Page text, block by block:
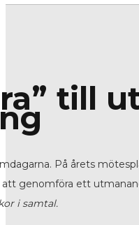
till
På årets
genomföra ett
i samtal.